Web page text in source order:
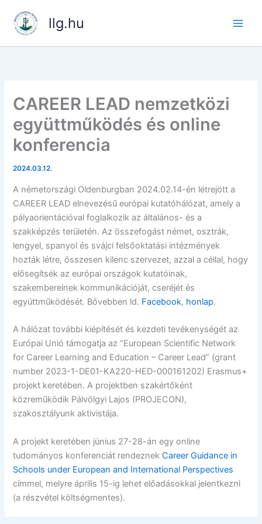
content
llg.hu
CAREER LEAD nemzetközi
együttműködés és online
konferencia
2024.03.12.
A németországi Oldenburgban 2024.02.14-én létrejött a
CAREER LEAD elnevezésű európai kutatóhálózat, amely a
pályaorientációval foglalkozik az általános- és a
szakképzés területén. Az összefogást német, osztrák,
lengyel, spanyol és svájci felsőoktatási intézmények
hozták létre, összesen kilenc szervezet, azzal a céllal, hogy
elősegítsék az európai országok kutatóinak,
szakembereinek kommunikációját, cseréjét és
együttműködését. Bővebben ld. Facebook, honlap.
A hálózat további kiépítését és kezdeti tevékenységét az
Európai Unió támogatja az “European Scientific Network
for Career Learning and Education – Career Lead” (grant
number 2023-1-DE01-KA220-HED-000161202) Erasmus+
projekt keretében. A projektben szakértőként
közreműködik Pálvölgyi Lajos (PROJECON),
szakosztályunk aktivistája.
A projekt keretében június 27-28-án egy online
tudományos konferenciát rendeznekCareer Guidance in
Schools under European and International Perspectives
címmel, melyre április 15-ig lehet előadásokkal jelentkezni
(a részvétel költségmentes).